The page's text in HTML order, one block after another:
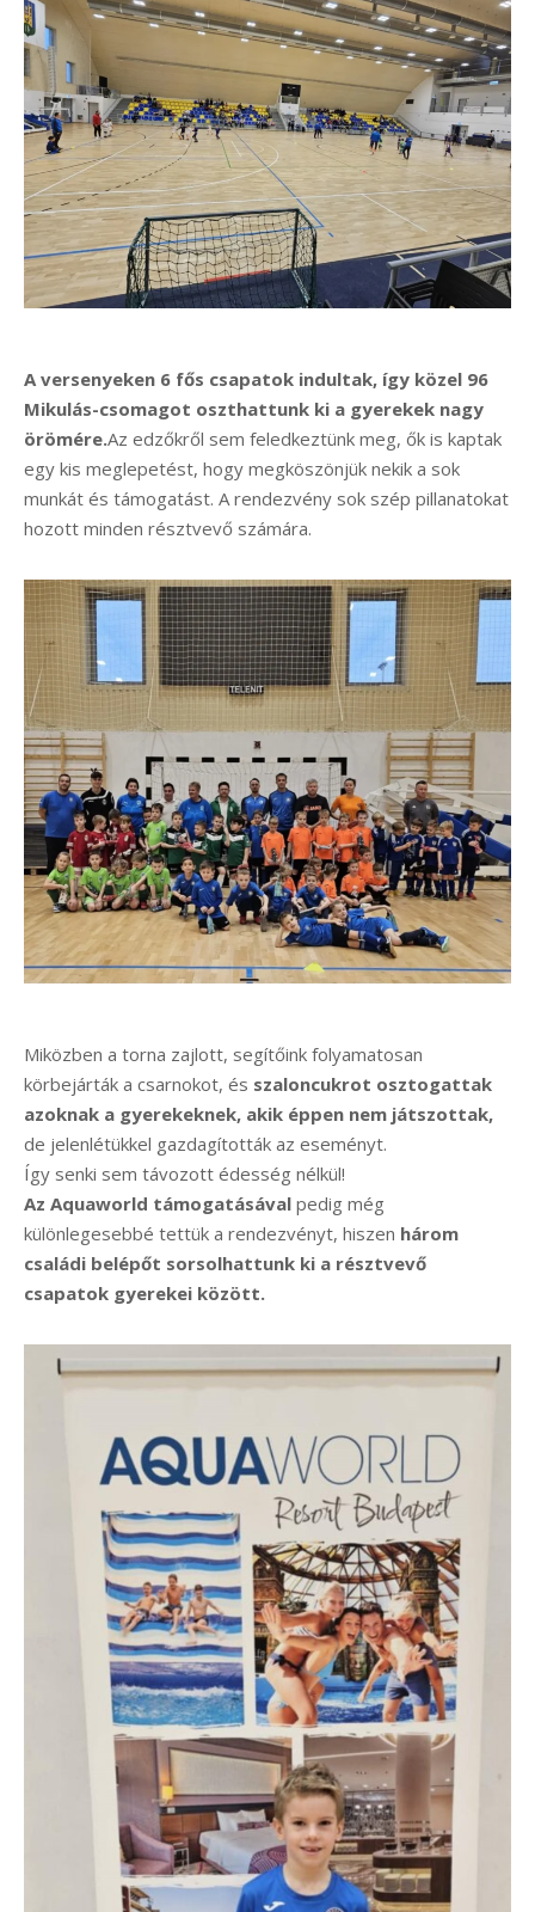
A versenyeken 6 fős csapatok indultak, így közel 96
Mikulás-csomagot oszthattunk ki a gyerekek nagy
örömére.Az edzőkről sem feledkeztünk meg, ők is kaptak
egy kis meglepetést, hogy megköszönjük nekik a sok
munkát és támogatást. A rendezvény sok szép pillanatokat
hozott minden résztvevő számára.
Miközben a torna zajlott, segítőink folyamatosan
körbejárták a csarnokot, és szaloncukrot osztogattak
azoknak a gyerekeknek, akik éppen nem játszottak,
de jelenlétükkel gazdagították az eseményt.
Így senki sem távozott édesség nélkül!
Az Aquaworld támogatásával pedig még
különlegesebbé tettük a rendezvényt, hiszen három
családi belépőt sorsolhattunk ki a résztvevő
csapatok gyerekei között.